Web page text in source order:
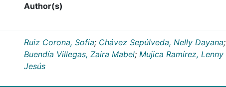
Author(s)
Ruiz Corona, Sofia; Chávez Sepúlveda, Nelly Dayana;
Buendía Villegas, Zaira Mabel; Mujica Ramírez, Lenny
Jesús